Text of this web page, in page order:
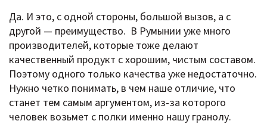
Да. И это, с одной стороны, большой вызов, а с
другой — преимущество. В Румынии уже много
производителей, которые тоже делают
качественный продукт с хорошим, чистым составом.
Поэтому одного только качества уже недостаточно.
Нужно четко понимать, в чем наше отличие, что
станет тем самым аргументом, из-за которого
человек возьмет с полки именно нашу гранолу.